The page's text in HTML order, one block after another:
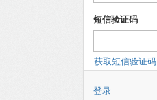
短信验证码
获取短信验证码
登录